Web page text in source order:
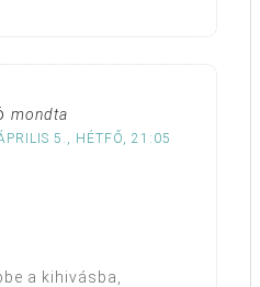
mondta
5., HÉTFŐ, 21:05
a kihivásba,